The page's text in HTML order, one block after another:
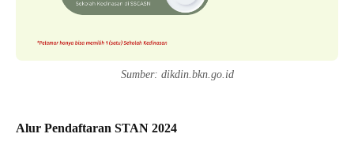
Sumber: dikdin.bkn.go.id
Alur Pendaftaran STAN 2024